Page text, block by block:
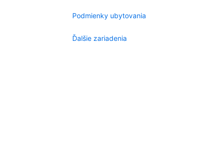
Podmienky ubytovania
Ďalšie zariadenia